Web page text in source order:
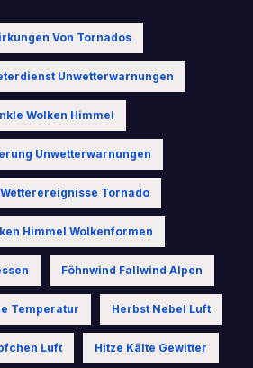
Von Tornados
Unwetterwarnungen
Wolken Himmel
Unwetterwarnungen
Tornado
Himmel Wolkenformen
Föhnwind Fallwind Alpen
Temperatur Herbst Nebel Luft
Luft Hitze Kälte Gewitter